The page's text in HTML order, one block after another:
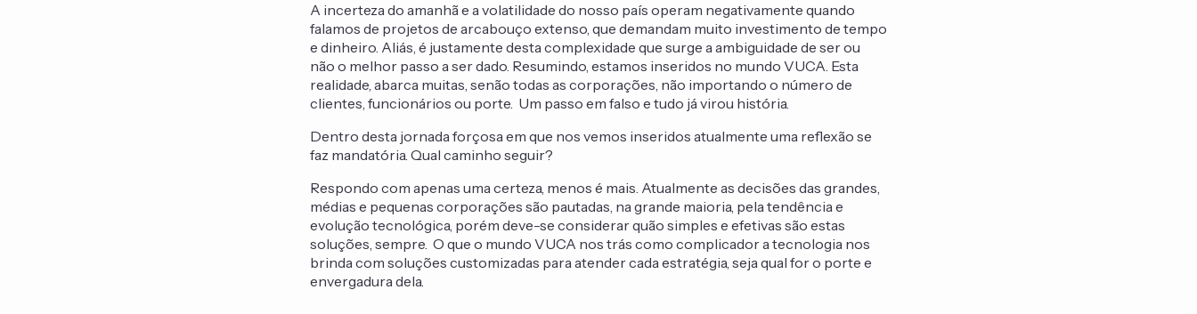
A incerteza do amanhã e a volatilidade do nosso país operam negativamente quando
falamos de projetos de arcabouço extenso, que demandam muito investimento de tempo
e dinheiro. Aliás, é justamente desta complexidade que surge a ambiguidade de ser ou
não o melhor passo a ser dado. Resumindo, estamos inseridos no mundo VUCA. Esta
realidade, abarca muitas, senão todas as corporações, não importando o número de
clientes, funcionários ou porte. Um passo em falso e tudo já virou história.
Dentro desta jornada forçosa em que nos vemos inseridos atualmente uma reflexão se
faz mandatória. Qual caminho seguir?
Respondo com apenas uma certeza, menos é mais. Atualmente as decisões das grandes,
médias e pequenas corporações são pautadas, na grande maioria, pela tendência e
evolução tecnológica, porém deve-se considerar quão simples e efetivas são estas
soluções, sempre. O que o mundo VUCA nos trás como complicador a tecnologia nos
brinda com soluções customizadas para atender cada estratégia, seja qual for o porte e
envergadura dela.